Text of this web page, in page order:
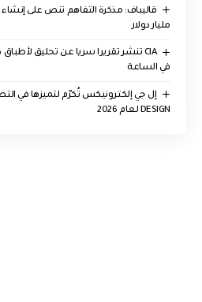
مليار دولار
في الساعة
DESIGN لعام 2026